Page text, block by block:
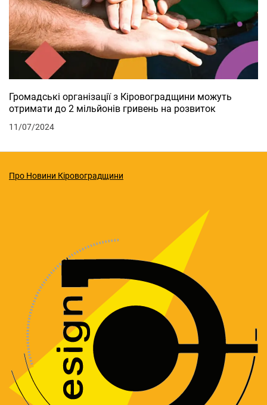
Громадські організації з Кіровоградщини можуть
отримати до 2 мільйонів гривень на розвиток
11/07/2024
Про Новини Кіровоградщини